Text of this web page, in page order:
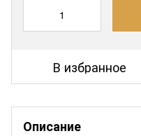
В избранное
Описание